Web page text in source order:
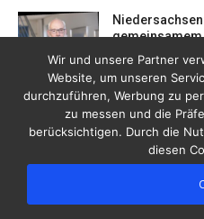
19/12/2023
Wir und unsere Partner
Website, um unseren
durchzuführen, Werbung zu
zu messen und die
berücksichtigen. Durch die
diesen